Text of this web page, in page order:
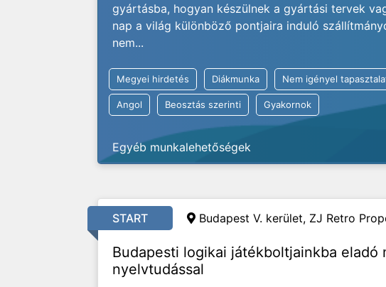
gyártásba, hogyan készülnek a gyártási tervek
nap a világ különböző pontjaira induló
nem...
Megyei hirdetés Diákmunka Nem igényel
Angol Beosztás szerinti Gyakornok
Egyéb munkalehetőségek
START Budapest V. kerület, ZJ Retro
Budapesti logikai játékboltjainkba eladó
nyelvtudással